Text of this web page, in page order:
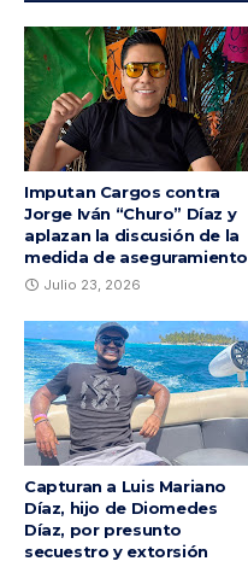
Imputan Cargos contra
Jorge Iván “Churo” Díaz y
aplazan la discusión de la
medida de aseguramiento
Julio 23, 2026
Capturan a Luis Mariano
Díaz, hijo de Diomedes
Díaz, por presunto
secuestro y extorsión